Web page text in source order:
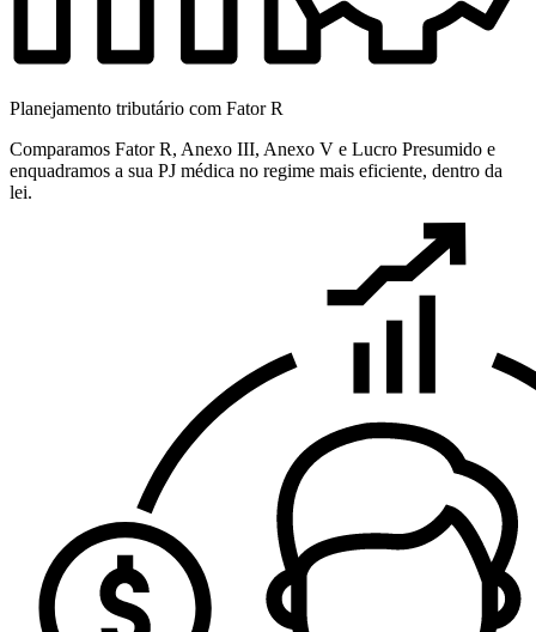
Planejamento tributário com Fator R
Comparamos Fator R, Anexo III, Anexo V e Lucro Presumido e
enquadramos a sua PJ médica no regime mais eficiente, dentro da
lei.